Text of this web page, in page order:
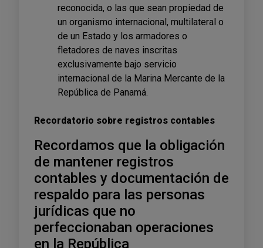
reconocida, o las que sean propiedad de
un organismo internacional, multilateral o
de un Estado y los armadores o
fletadores de naves inscritas
exclusivamente bajo servicio
internacional de la Marina Mercante de la
República de Panamá.
Recordatorio sobre registros contables
Recordamos que la obligación
de mantener registros
contables y documentación de
respaldo para las personas
jurídicas que no
perfeccionaban operaciones
en la República